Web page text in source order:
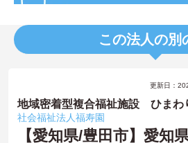
この法人の別
更新日：
地域密着型複合福祉施設 ひまわ
社会福祉法人福寿園
【愛知県/豊田市】愛知